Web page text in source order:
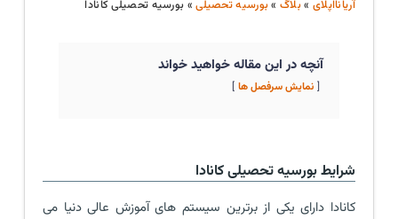
آریانااپلای »بلاگ»بورسیه تحصیلی» بورسیه تحصیلی کانادا
آنچه در این مقاله خواهید خواند
نمایش سرفصل ها
شرایط بورسیه تحصیلی کانادا
کانادا دارای یکی از برترین سیستم های آموزش عالی دنیا می